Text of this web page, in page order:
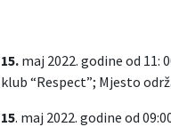
15. maj 2022. godine od
klub “Respect”; Mjesto
15. maj 2022. godine od